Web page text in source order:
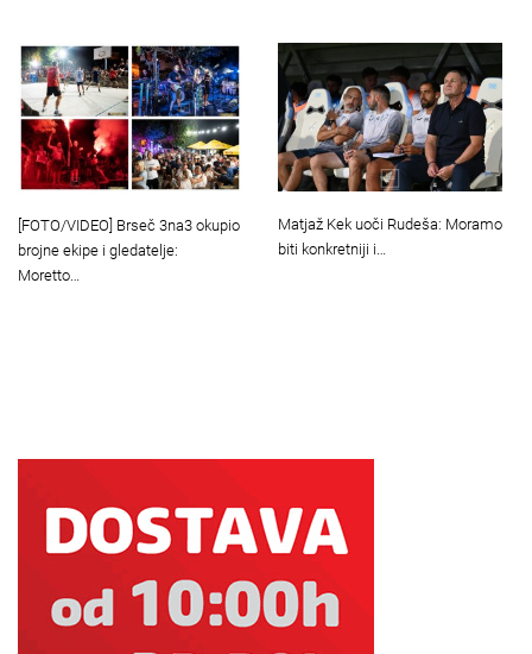
[FOTO/VIDEO] Brseč 3na3 okupio
brojne ekipe i gledatelje:
Moretto…
Matjaž Kek uoči Rudeša: Moramo
biti konkretniji i…